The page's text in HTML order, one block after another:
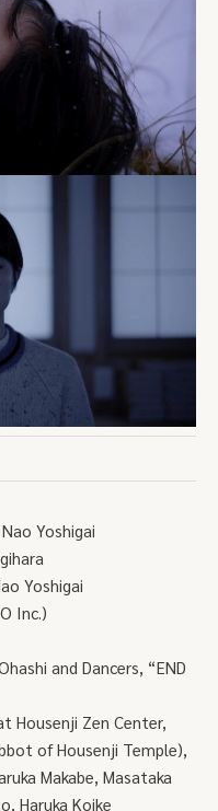
Yoshigai
Yoshigai
Inc.)
and Dancers, “END
Housenji Zen Center,
of Housenji Temple),
Makabe, Masataka
Haruka Koike